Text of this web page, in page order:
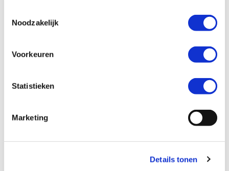
Noodzakelijk
Voorkeuren
Statistieken
Marketing
Details tonen